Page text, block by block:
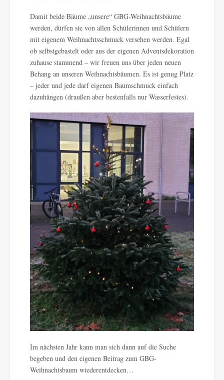
Damit beide Bäume „unsere“ GBG-Weihnachtsbäume
werden, dürfen sie von allen Schülerinnen und Schülern
mit eigenem Weihnachtsschmuck versehen werden. Egal
ob selbstgebastelt oder aus der eigenen Adventsdekoration
zuhause stammend – wir freuen uns über jeden neuen
Behang an unseren Weihnachtsbäumen. Es ist genug Platz
– jeder und jede darf eigenen Baumschmuck einfach
dazuhängen (draußen aber bestenfalls nur Wasserfestes).
Im nächsten Jahr kann man sich dann auf die Suche
begeben und den eigenen Beitrag zum GBG-
Weihnachtsbaum wiederentdecken…